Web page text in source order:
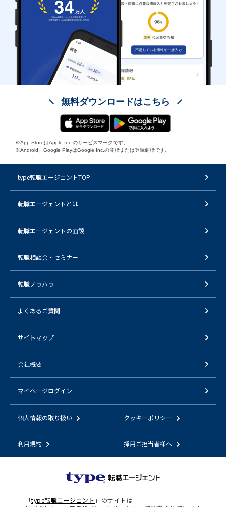
無料ダウンロードはこちら
※App StoreはApple Inc.のサービスマークです。
※Android、Google PlayはGoogle Inc.の商標または登録商標です。
type転職エージェントTOP
転職エージェントとは
転職エージェントの面談
転職相談会・セミナー
転職ノウハウ
よくあるご質問
サイトマップ
会社概要
マイページログイン
個人情報の取り扱い クッキーポリシー
利用規約 採用ご担当者様へ
「type転職エージェント 」のサイトは